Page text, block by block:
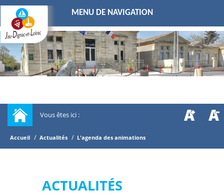
MENU DE NAVIGATION
Vous êtes ici :
Accueil / Actualités / L'agenda des animations
ACTUALITÉS